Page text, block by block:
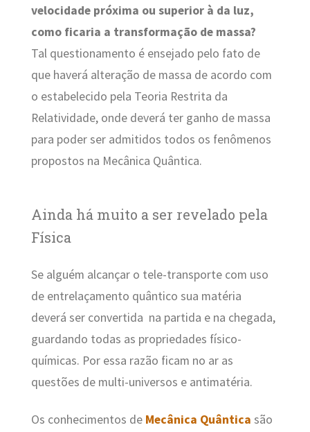
velocidade próxima ou superior à da luz,
como ficaria a transformação de massa?
Tal questionamento é ensejado pelo fato de
que haverá alteração de massa de acordo com
o estabelecido pela Teoria Restrita da
Relatividade, onde deverá ter ganho de massa
para poder ser admitidos todos os fenômenos
propostos na Mecânica Quântica.
Ainda há muito a ser revelado pela
Física
Se alguém alcançar o tele-transporte com uso
de entrelaçamento quântico sua matéria
deverá ser convertida na partida e na chegada,
guardando todas as propriedades físico-
químicas. Por essa razão ficam no ar as
questões de multi-universos e antimatéria.
Os conhecimentos de Mecânica Quântica são